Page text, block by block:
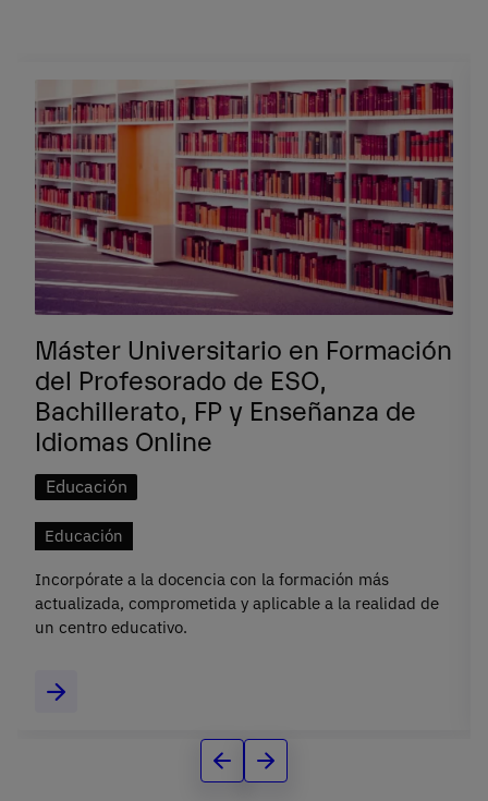
Máster Universitario en Formación
del Profesorado de ESO,
Bachillerato, FP y Enseñanza de
Idiomas Online
Educación
Educación
Incorpórate a la docencia con la formación más
actualizada, comprometida y aplicable a la realidad de
un centro educativo.